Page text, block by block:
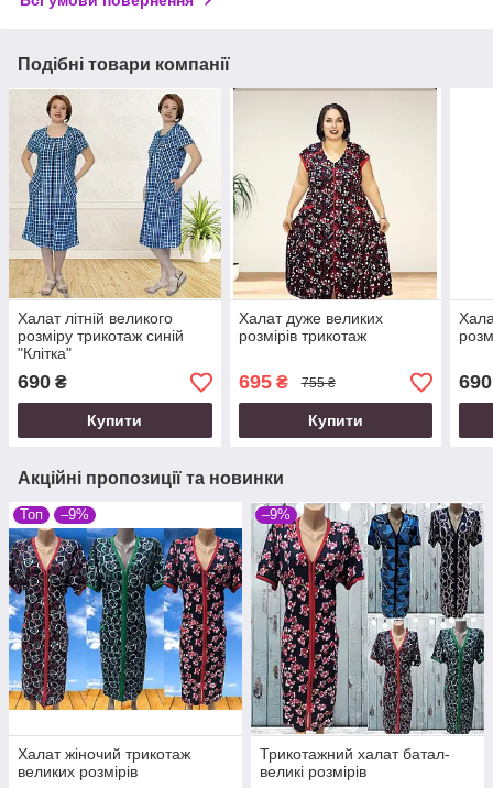
Подібні товари компанії
Халат літній великого
розміру трикотаж синій
"Клітка"
690 ₴
Купити
Халат дуже великих
розмірів трикотаж
695₴ 755 ₴
Купити
690
Акційні пропозиції та новинки
Топ –9%
Халат жіночий трикотаж
великих розмірів
–9%
Трикотажний халат батал-
великі розмірів